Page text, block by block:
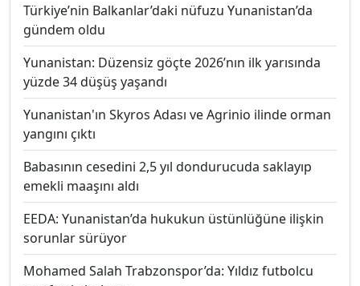
Türkiye’nin Balkanlar’daki nüfuzu Yunanistan’da
gündem oldu
Yunanistan: Düzensiz göçte 2026’nın ilk yarısında
yüzde 34 düşüş yaşandı
Yunanistan'ın Skyros Adası ve Agrinio ilinde orman
yangını çıktı
Babasının cesedini 2,5 yıl dondurucuda saklayıp
emekli maaşını aldı
EEDA: Yunanistan’da hukukun üstünlüğüne ilişkin
sorunlar sürüyor
Mohamed Salah Trabzonspor’da: Yıldız futbolcu